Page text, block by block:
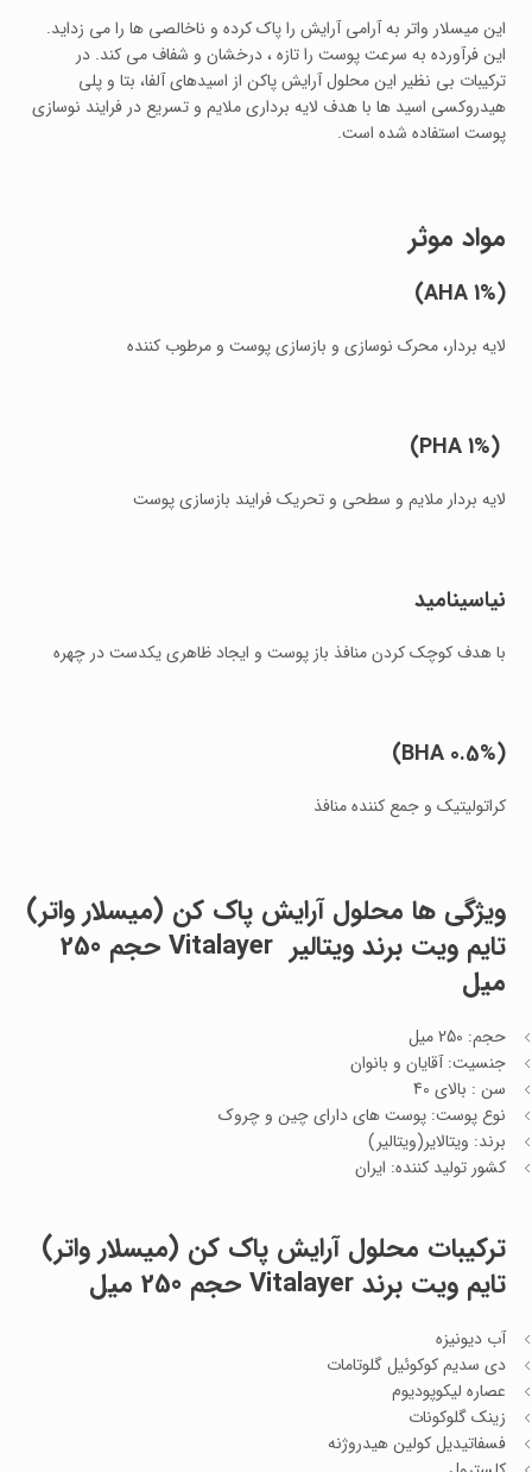
این میسلار واتر به آرامی آرایش را پاک کرده و ناخالصی ها را می زداید.
این فرآورده به سرعت پوست را تازه ، درخشان و شفاف می کند. در
ترکیبات بی نظیر این محلول آرایش پاکن از اسیدهای آلفا، بتا و پلی
هیدروکسی اسید ها با هدف لایه برداری ملایم و تسریع در فرایند نوسازی
پوست استفاده شده است.
مواد موثر
(AHA 1%)
لایه بردار، محرک نوسازی و بازسازی پوست و مرطوب کننده
(PHA 1%)
لایه بردار ملایم و سطحی و تحریک فرایند بازسازی پوست
نیاسینامید
با هدف کوچک کردن منافذ باز پوست و ایجاد ظاهری یکدست در چهره
(BHA 0.5%)
کراتولیتیک و جمع کننده منافذ
ویژگی ها محلول آرایش پاک کن (میسلار واتر)
تایم ویت برند ویتالیر Vitalayer حجم 250
میل
حجم: 250 میل
جنسیت: آقایان و بانوان
سن : بالای 40
نوع پوست: پوست های دارای چین و چروک
برند: ویتالایر(ویتالیر)
کشور تولید کننده: ایران
ترکیبات محلول آرایش پاک کن (میسلار واتر)
تایم ویت برند Vitalayer حجم 250 میل
آب دیونیزه
دی سدیم کوکوئیل گلوتامات
عصاره لیکوپودیوم
زینک گلوکونات
فسفاتیدیل کولین هیدروژنه